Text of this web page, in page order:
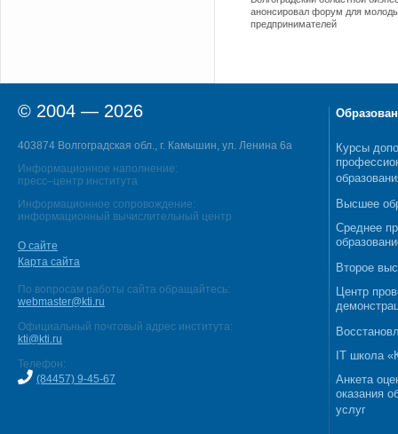
анонсировал форум для
предпринимателей
© 2004 — 2026
403874 Волгоградская обл., г. Камышин, ул. Ленина 6а
Информационное наполнение:
пресс–центр института
Информационное сопровождение:
информационный вычислительный центр
О сайте
Карта сайта
По вопросам работы сайта обращайтесь:
webmaster@kti.ru
Официальный почтовый адрес института:
kti@kti.ru
Телефон:
(84457) 9-45-67
Курсы
Высшее
Среднее
Второе
Центр
IT школа
Анкета
оказания
услуг